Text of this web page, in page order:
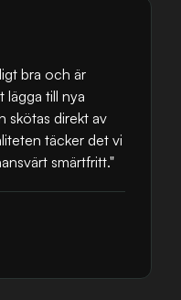
bra och är
lägga till nya
skötas direkt av
täcker det vi
smärtfritt."